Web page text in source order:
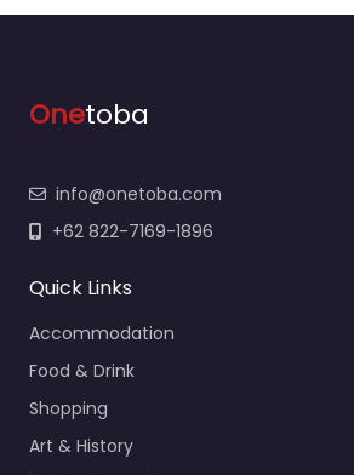
Onetoba
info@onetoba.com
+62 822-7169-1896
Quick Links
Accommodation
Food & Drink
Shopping
Art & History